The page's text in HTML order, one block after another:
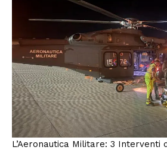
L’Aeronautica Militare: 3 Interventi